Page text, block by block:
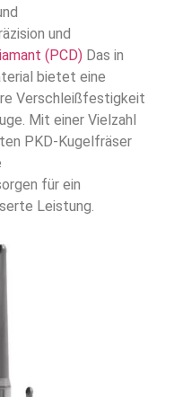
und
(PCD) Das in
bietet eine
Verschleißfestigkeit
Mit einer Vielzahl
PKD-Kugelfräser
für ein
Leistung.